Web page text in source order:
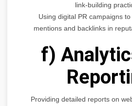
link-building
Using digital PR campaigns
mentions and backlinks in
f)
Providing detailed reports on